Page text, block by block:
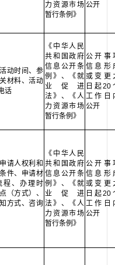
力资源市场
暂行条例》
公开
动时间、参
材料、活动
话
《中华人民
共和国政府
信息公开条
例》、《就
业促进
法》、《人
力资源市场
暂行条例》
公开事
信息形
或变更
日起20
工作日
公开
请人权利和
件、申请材
程、办理时
（方式）、
方式、咨询
《中华人民
共和国政府
信息公开条
例》、《就
业促进
法》、《人
力资源市场
暂行条例》
公开事
信息形
或变更
日起20
工作日
公开